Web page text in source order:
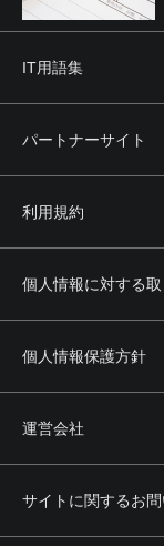
IT用語集
パートナーサイト
利用規約
個人情報に対する
個人情報保護方針
運営会社
サイトに関するお